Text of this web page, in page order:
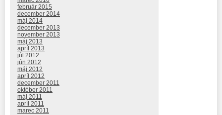
február 2015
december 2014
máj 2014
december 2013
november 2013
máj 2013
apríl 2013
júl 2012
jún 2012
máj 2012
apríl 2012
december 2011
október 2011
máj 2011
apríl 2011
marec 2011